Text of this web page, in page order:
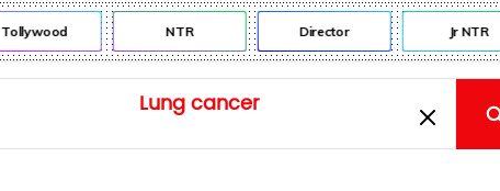
Tollywood NTR Director Jr NTR